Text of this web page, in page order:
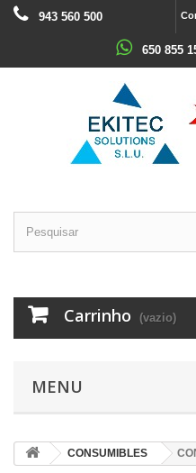
943 560 500
650 855
Carrinho (vazio)
MENU
CONSUMIBLES